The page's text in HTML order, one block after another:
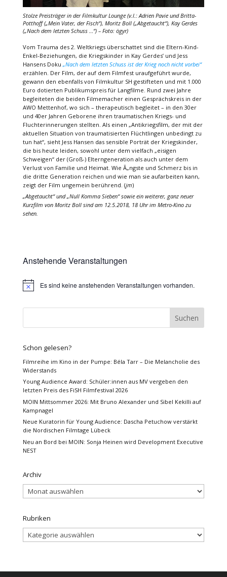
Stolze Preisträger in derFilmkultur Lounge(v.l.: Adrien Pavie und Britta-
Potthoff („Mein Vater, der Fisch“), Moritz Boll („Abgetaucht“), Kay Gerdes
(„Nach dem letzten Schuss …“) – Foto: ögyr)
Vom Trauma des 2. Weltkriegs überschattet sind die Eltern-Kind-
Enkel-Beziehungen, die Kriegskinder in Kay Gerdes’ und Jess
Hansens Doku „Nach dem letzten Schuss ist der Krieg noch nicht vorbei“
erzählen. Der Film, der auf dem Filmfest uraufgeführt wurde,
gewann den ebenfalls von Filmkultur SH gestifteten und mit 1.000
Euro dotierten Publikumspreis für Langfilme. Rund zwei Jahre
begleiteten die beiden Filmemacher einen Gesprächskreis in der
AWO Mettenhof, wo sich – therapeutisch begleitet – in den 30er
und 40er Jahren Geborene ihren traumatischen Kriegs- und
Fluchterinnerungen stellten. Als einen „Antikriegsfilm, der mit der
aktuellen Situation von traumatisierten Flüchtlingen unbedingt zu
tun hat“, sieht Jess Hansen das sensible Porträt der Kriegskinder,
die bis heute leiden, sowohl unter dem vielfach „eisigen
Schweigen“ der (Groß-) Elterngeneration als auch unter dem
Verlust von Familie und Heimat. Wie Ã„ngste und Schmerz bis in
die dritte Generation reichen und wie man sie aufarbeiten kann,
zeigt der Film ungemein berührend. (jm)
„Abgetaucht“ und „Null Komma Sieben“ sowie ein weiterer, ganz neuer
Kurzfilm von Moritz Boll sind am 12.5.2018, 18 Uhr im Metro-Kino zu
sehen.
Anstehende Veranstaltungen
HinweisEs sind keine anstehenden Veranstaltungen vorhanden.
Schon gelesen?
Filmreihe im Kino in der Pumpe: Béla Tarr – Die Melancholie des
Widerstands
Young Audience Award: Schüler:innen aus MV vergeben den
letzten Preis des FiSH Filmfestival 2026
MOIN Mittsommer 2026: Mit Bruno Alexander und Sibel Kekilli auf
Kampnagel
Neue Kuratorin für Young Audience: Dascha Petuchow verstärkt
die Nordischen Filmtage Lübeck
Neu an Bord bei MOIN: Sonja Heinen wird Development Executive
NEST
Archiv
Archiv
Rubriken
Rubriken